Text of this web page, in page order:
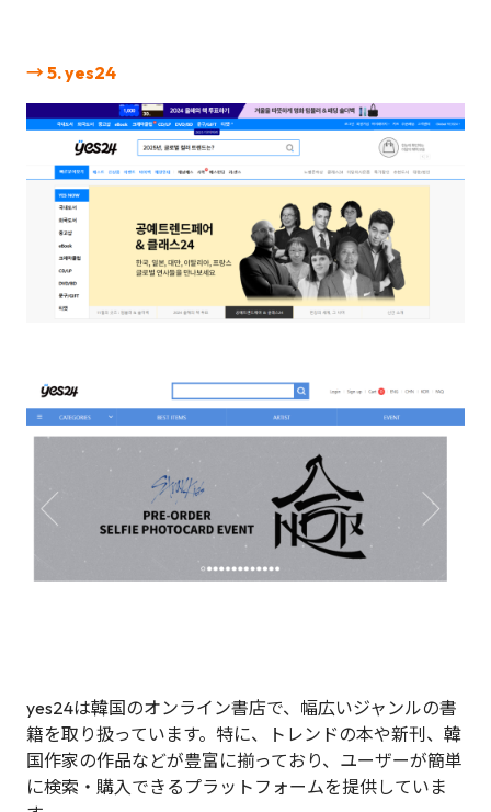
→ 5. yes24
yes24は韓国のオンライン書店で、幅広いジャンルの書
籍を取り扱っています。特に、トレンドの本や新刊、韓
国作家の作品などが豊富に揃っており、ユーザーが簡単
に検索・購入できるプラットフォームを提供していま